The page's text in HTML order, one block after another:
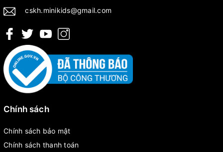
cskh.minikids@gmail.com
Chính sách
Chính sách bảo mật
Chính sách thanh toán